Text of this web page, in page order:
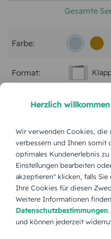
Gesamte
Farbe:
Format:
Papierart:
Menge:
Stückpreis: 2,60 €
Gesamtpreis: 65,00 € Inkl.
Herzlich
Wir verwenden Cookies, die
verbessern und Ihnen somit
optimales Kundenerlebnis
Einstellungen bearbeiten
akzeptieren" klicken, falls
Ihre Cookies für diesen
Weitere Informationen
Datenschutzbestimmungen
und können jederzeit